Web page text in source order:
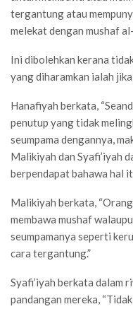
tergantung atau
melekat dengan mushaf
Ini dibolehkan kerana
yang diharamkan ialah
Hanafiyah berkata,
penutup yang tidak
seumpama dengannya,
Malikiyah dan Syafi’iyah
berpendapat bahawa hal
Malikiyah berkata,
membawa mushaf
seumpamanya seperti
cara tergantung.”
Syafi’iyah berkata dalam
pandangan mereka,